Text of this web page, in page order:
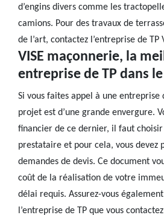
d’engins divers comme les
camions. Pour des travaux de
de l’art, contactez l’entreprise de TP
VISE maçonnerie, la
entreprise de TP dans
Si vous faites appel à une entreprise
projet est d’une grande envergure.
financier de ce dernier, il faut
prestataire et pour cela, vous devez
demandes de devis. Ce document
coût de la réalisation de votre
délai requis. Assurez-vous
l’entreprise de TP que vous